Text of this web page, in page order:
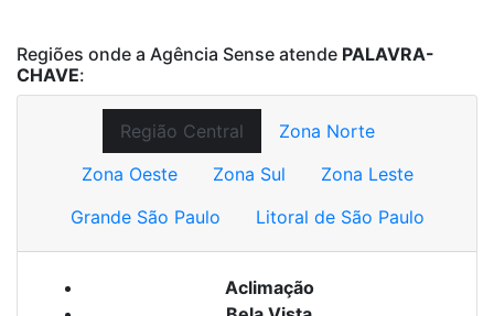
Regiões onde a Agência Sense atende PALAVRA-
CHAVE:
Região Central
Zona Norte
Zona Oeste
Zona Sul
Zona Leste
Grande São Paulo
Litoral de São Paulo
Aclimação